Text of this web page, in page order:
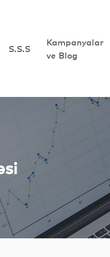
S.S.S
Kampanyalar
ve Blog
S.S.S
Kampanyalar
ve Blog